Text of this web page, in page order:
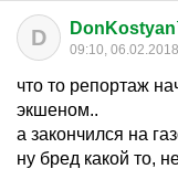
D 09:10, 06.02.2018
что то репортаж
экшеном..
а закончился на
ну бред какой то,